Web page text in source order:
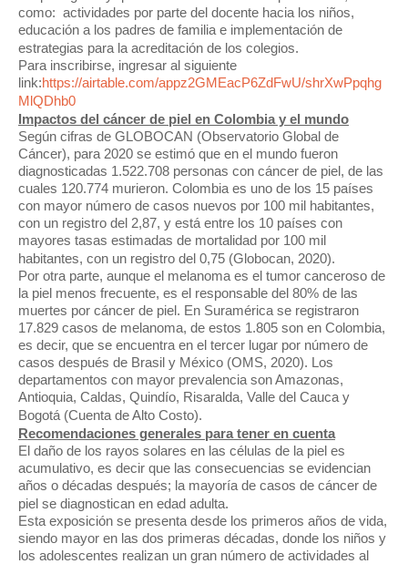
como: actividades por parte del docente hacia los niños,
educación a los padres de familia e implementación de
estrategias para la acreditación de los colegios.
Para inscribirse, ingresar al siguiente
link:https://airtable.com/appz2GMEacP6ZdFwU/shrXwPpqhg
MlQDhb0
Impactos del cáncer de piel en Colombia y el mundo
Según cifras de GLOBOCAN (Observatorio Global de
Cáncer), para 2020 se estimó que en el mundo fueron
diagnosticadas 1.522.708 personas con cáncer de piel, de las
cuales 120.774 murieron. Colombia es uno de los 15 países
con mayor número de casos nuevos por 100 mil habitantes,
con un registro del 2,87, y está entre los 10 países con
mayores tasas estimadas de mortalidad por 100 mil
habitantes, con un registro del 0,75 (Globocan, 2020).
Por otra parte, aunque el melanoma es el tumor canceroso de
la piel menos frecuente, es el responsable del 80% de las
muertes por cáncer de piel. En Suramérica se registraron
17.829 casos de melanoma, de estos 1.805 son en Colombia,
es decir, que se encuentra en el tercer lugar por número de
casos después de Brasil y México (OMS, 2020). Los
departamentos con mayor prevalencia son Amazonas,
Antioquia, Caldas, Quindío, Risaralda, Valle del Cauca y
Bogotá (Cuenta de Alto Costo).
Recomendaciones generales para tener en cuenta
El daño de los rayos solares en las células de la piel es
acumulativo, es decir que las consecuencias se evidencian
años o décadas después; la mayoría de casos de cáncer de
piel se diagnostican en edad adulta.
Esta exposición se presenta desde los primeros años de vida,
siendo mayor en las dos primeras décadas, donde los niños y
los adolescentes realizan un gran número de actividades al